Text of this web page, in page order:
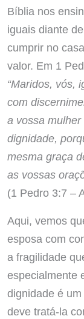
Bíblia nos
iguais diante
cumprir no
valor. Em 1
“Maridos, vós,
com
a vossa
dignidade,
mesma graça
as vossas
(1 Pedro 3:7 –
Aqui, vemos
esposa com
a fragilidade
especialmente
dignidade é
deve tratá-la